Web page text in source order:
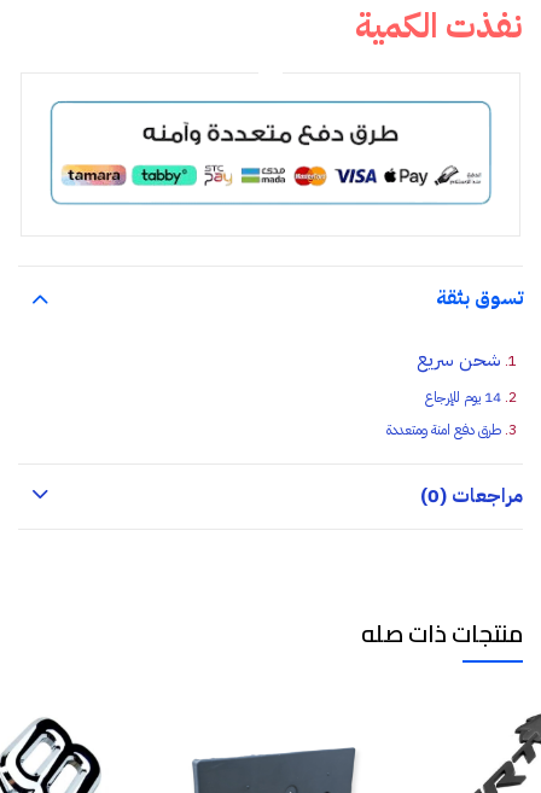
نفذت الكمية
تسوق بثقة
شحن سريع
14 يوم للإرجاع
طرق دفع امنة ومتعددة
مراجعات (0)
منتجات ذات صله